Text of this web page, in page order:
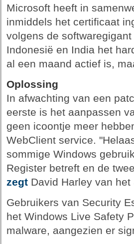
Microsoft heeft in
inmiddels het certificaat
volgens de
Indonesië en India het
al een maand actief is,
Oplossing
In afwachting van een
eerste is het aanpassen
geen icoontje meer
WebClient service.
sommige Windows
Register betreft en de
zegtDavid Harley van het
Gebruikers van Security
het Windows Live Safety
malware, aangezien er